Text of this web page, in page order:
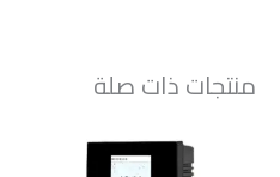
منتجات ذات صلة